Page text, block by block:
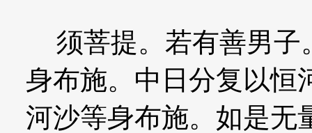
须菩提。若有善男子
身布施。中日分复以恒
河沙等身布施。如是无